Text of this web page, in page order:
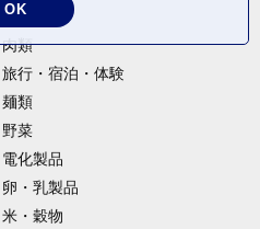
定期便
肉類
旅行・宿泊・体験
麺類
野菜
電化製品
卵・乳製品
米・穀物
OK